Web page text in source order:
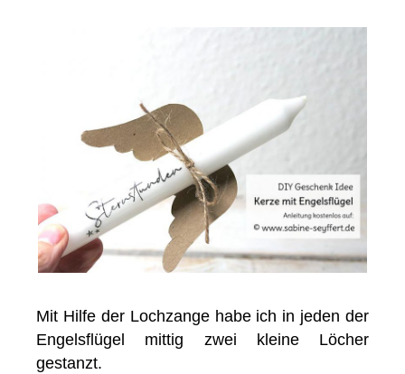
Mit Hilfe der Lochzange habe ich in jeden der
Engelsflügel mittig zwei kleine Löcher
gestanzt.